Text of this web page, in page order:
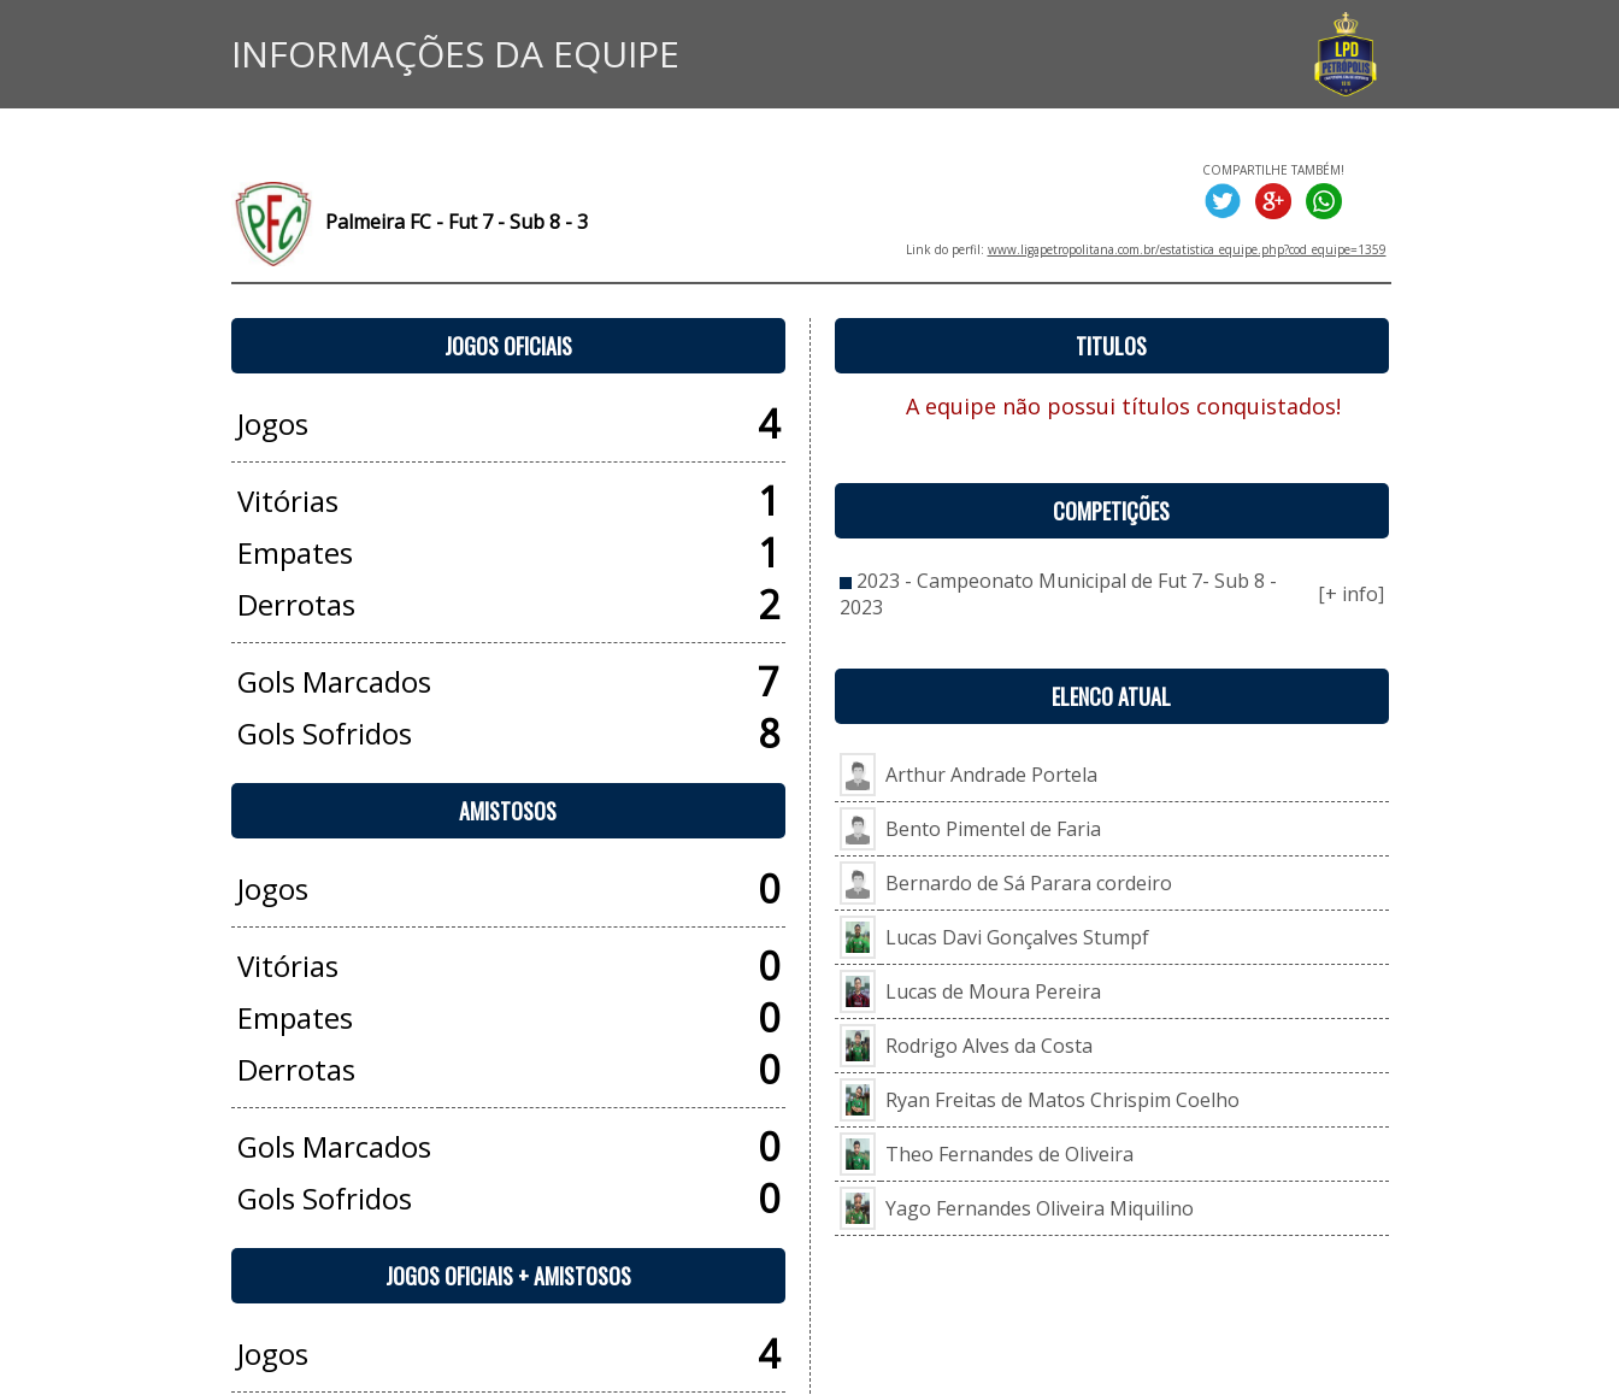
INFORMAÇÕES DA EQUIPE
Palmeira FC - Fut 7 - Sub 8 - 3
COMPARTILHE TAMBÉM!
Link do perfil: www.ligapetropolitana.com.br/estatistica_equipe.php?cod_equipe=1359
JOGOS OFICIAIS
Jogos 4
Vitórias 1
Empates 1
Derrotas 2
Gols Marcados 7
Gols Sofridos 8
AMISTOSOS
Jogos 0
Vitórias 0
Empates 0
Derrotas 0
Gols Marcados 0
Gols Sofridos 0
JOGOS OFICIAIS + AMISTOSOS
Jogos 4
TITULOS
A equipe não possui títulos conquistados!
COMPETIÇÕES
2023 - Campeonato Municipal de Fut 7- Sub 8 -
2023
[+ info]
ELENCO ATUAL
Arthur Andrade Portela
Bento Pimentel de Faria
Bernardo de Sá Parara cordeiro
Lucas Davi Gonçalves Stumpf
Lucas de Moura Pereira
Rodrigo Alves da Costa
Ryan Freitas de Matos Chrispim Coelho
Theo Fernandes de Oliveira
Yago Fernandes Oliveira Miquilino